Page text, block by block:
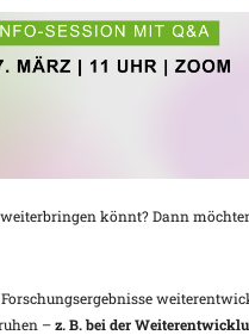
könnt? Dann
–z. B. bei der